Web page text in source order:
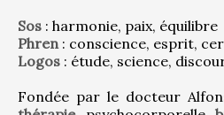
Sos : harmonie, paix, équilibre
Phren : conscience, esprit,
Logos : étude, science,